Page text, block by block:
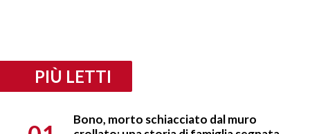
PIÙ LETTI
Bono, morto schiacciato dal muro